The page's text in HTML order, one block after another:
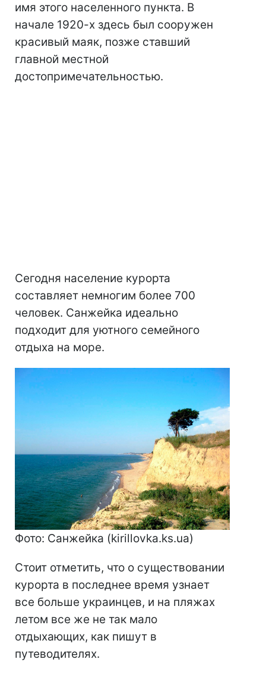
имя этого населенного пункта. В
начале 1920-х здесь был сооружен
красивый маяк, позже ставший
главной местной
достопримечательностью.
Сегодня население курорта
составляет немногим более 700
человек. Санжейка идеально
подходит для уютного семейного
отдыха на море.
Фото: Санжейка (kirillovka.ks.ua)
Стоит отметить, что о существовании
курорта в последнее время узнает
все больше украинцев, и на пляжах
летом все же не так мало
отдыхающих, как пишут в
путеводителях.